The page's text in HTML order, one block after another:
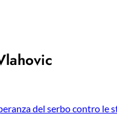
del serbo contro le